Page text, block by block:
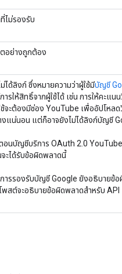
ไม่รองรับ
อย่างถูกต้อง
ด้ลิงก์ ซึ่งหมายความว่าผู้ใช้มีบัญชี
รให้สิทธิ์จากผู้ใช้ได้ เช่น การให้คะแน
ช้จะต้องมีช่อง YouTube เพื่ออัปโหล
แน่นอน แต่ก็อาจยังไม่ได้ลิงก์บัญชี
นบัญชีบริการ OAuth 2.0
ะได้รับข้อผิดพลาดนี้
ารรองรับบัญชี Google ยังอธิบายข้
พสต์จะอธิบายข้อผิดพลาดสำหรับ